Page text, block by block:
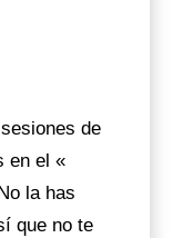
de
en el «
la has
que no te